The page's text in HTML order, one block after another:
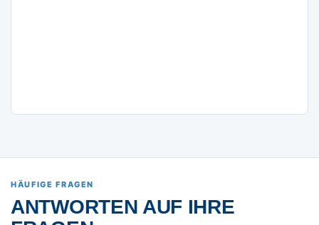
HÄUFIGE FRAGEN
ANTWORTEN AUF IHRE